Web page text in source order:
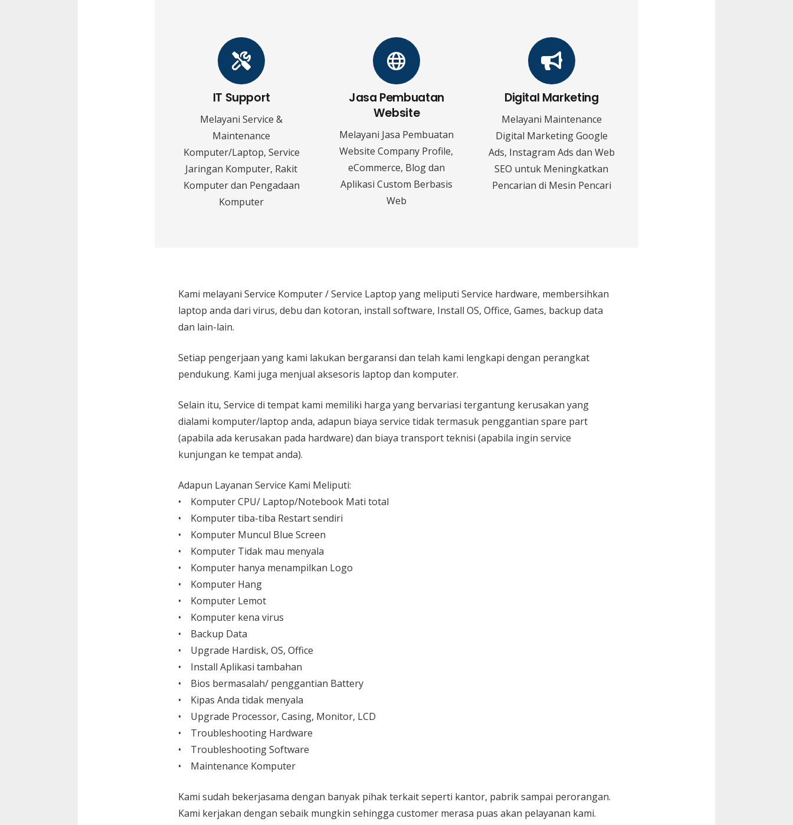
IT Support
Melayani Service &
Maintenance
Komputer/Laptop, Service
Jaringan Komputer, Rakit
Komputer dan Pengadaan
Komputer
Jasa Pembuatan
Website
Melayani Jasa Pembuatan
Website Company Profile,
eCommerce, Blog dan
Aplikasi Custom Berbasis
Web
Digital Marketing
Melayani Maintenance
Digital Marketing Google
Ads, Instagram Ads dan Web
SEO untuk Meningkatkan
Pencarian di Mesin Pencari
Kami melayani Service Komputer / Service Laptop yang meliputi Service hardware, membersihkan
laptop anda dari virus, debu dan kotoran, install software, Install OS, Office, Games, backup data
dan lain-lain.
Setiap pengerjaan yang kami lakukan bergaransi dan telah kami lengkapi dengan perangkat
pendukung. Kami juga menjual aksesoris laptop dan komputer.
Selain itu, Service di tempat kami memiliki harga yang bervariasi tergantung kerusakan yang
dialami komputer/laptop anda, adapun biaya service tidak termasuk penggantian spare part
(apabila ada kerusakan pada hardware) dan biaya transport teknisi (apabila ingin service
kunjungan ke tempat anda).
Adapun Layanan Service Kami Meliputi:
• Komputer CPU/ Laptop/Notebook Mati total
• Komputer tiba-tiba Restart sendiri
• Komputer Muncul Blue Screen
• Komputer Tidak mau menyala
• Komputer hanya menampilkan Logo
• Komputer Hang
• Komputer Lemot
• Komputer kena virus
• Backup Data
• Upgrade Hardisk, OS, Office
• Install Aplikasi tambahan
• Bios bermasalah/ penggantian Battery
• Kipas Anda tidak menyala
• Upgrade Processor, Casing, Monitor, LCD
• Troubleshooting Hardware
• Troubleshooting Software
• Maintenance Komputer
Kami sudah bekerjasama dengan banyak pihak terkait seperti kantor, pabrik sampai perorangan.
Kami kerjakan dengan sebaik mungkin sehingga customer merasa puas akan pelayanan kami.